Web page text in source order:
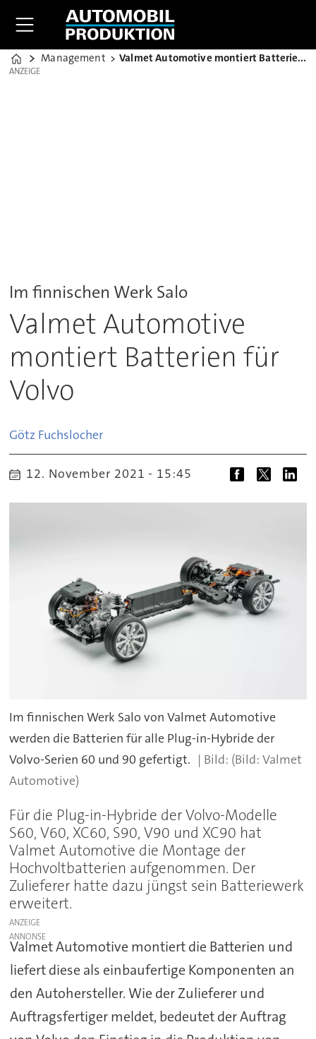
Home
Management Valmet Automotive montiert Batterien für Volvo
ANZEIGE
ANZEIGE
Im finnischen Werk Salo
Valmet Automotive
montiert Batterien für
Volvo
Götz Fuchslocher
12. November 2021 - 15:45
Im finnischen Werk Salo von Valmet Automotive
werden die Batterien für alle Plug-in-Hybride der
Volvo-Serien 60 und 90 gefertigt.
(Bild: Valmet
Automotive)
Für die Plug-in-Hybride der Volvo-Modelle
S60, V60, XC60, S90, V90 und XC90 hat
Valmet Automotive die Montage der
Hochvoltbatterien aufgenommen. Der
Zulieferer hatte dazu jüngst sein Batteriewerk
erweitert.
ANZEIGE
Valmet Automotive montiert die Batterien und
liefert diese als einbaufertige Komponenten an
den Autohersteller. Wie der Zulieferer und
Auftragsfertiger meldet, bedeutet der Auftrag